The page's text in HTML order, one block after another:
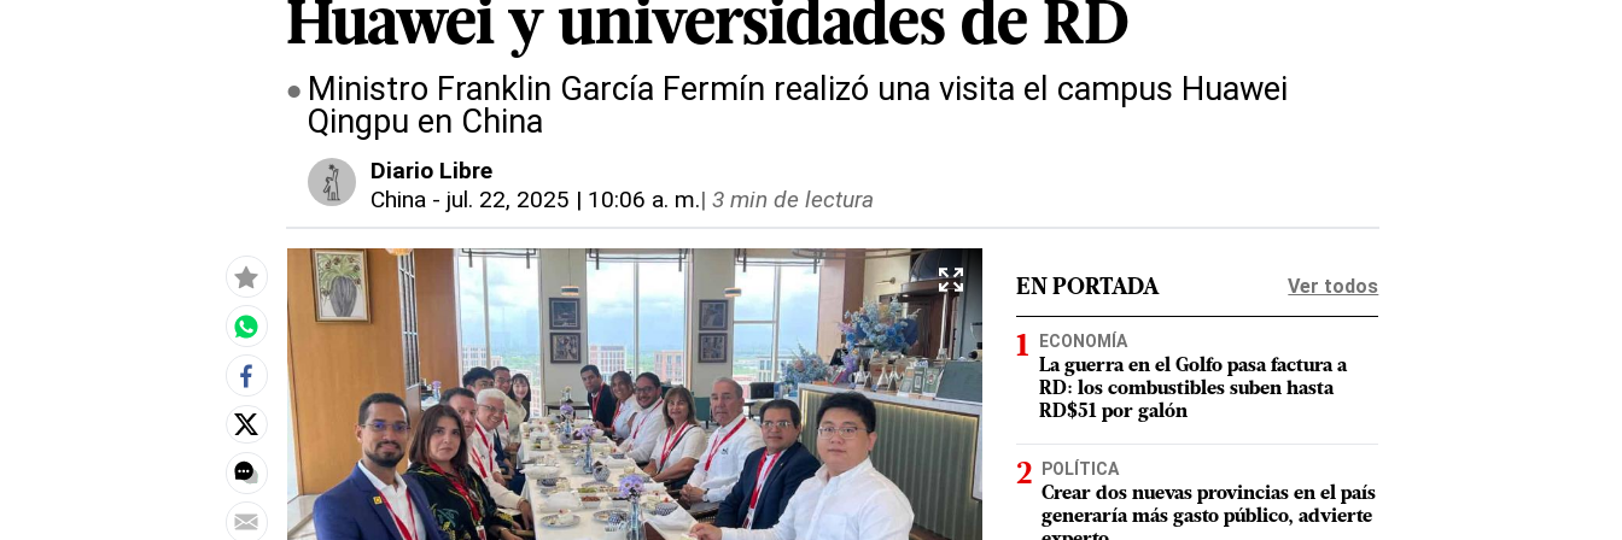
Huawei y universidades de RD
Ministro Franklin García Fermín realizó una visita el campus Huawei
Qingpu en China
Diario Libre
China - jul. 22, 2025 | 10:06 a. m.| 3 min de lectura
EN PORTADA Ver todos
ECONOMÍA
La guerra en el Golfo pasa factura a
RD: los combustibles suben hasta
RD$51 por galón
POLÍTICA
Crear dos nuevas provincias en el país
generaría más gasto público, advierte